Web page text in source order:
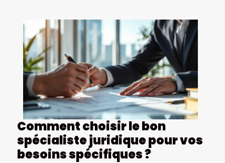
Comment choisir le bon
spécialiste juridique pour vos
besoins spécifiques ?